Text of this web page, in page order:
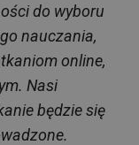
do wyboru
nauczania,
online,
Nasi
będzie się